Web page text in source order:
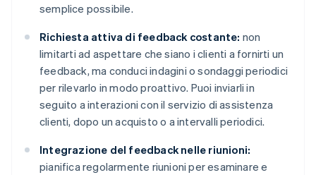
semplice possibile.
Richiesta attiva di feedback costante: non
limitarti ad aspettare che siano i clienti a fornirti un
feedback, ma conduci indagini o sondaggi periodici
per rilevarlo in modo proattivo. Puoi inviarli in
seguito a interazioni con il servizio di assistenza
clienti, dopo un acquisto o a intervalli periodici.
Integrazione del feedback nelle riunioni:
pianifica regolarmente riunioni per esaminare e